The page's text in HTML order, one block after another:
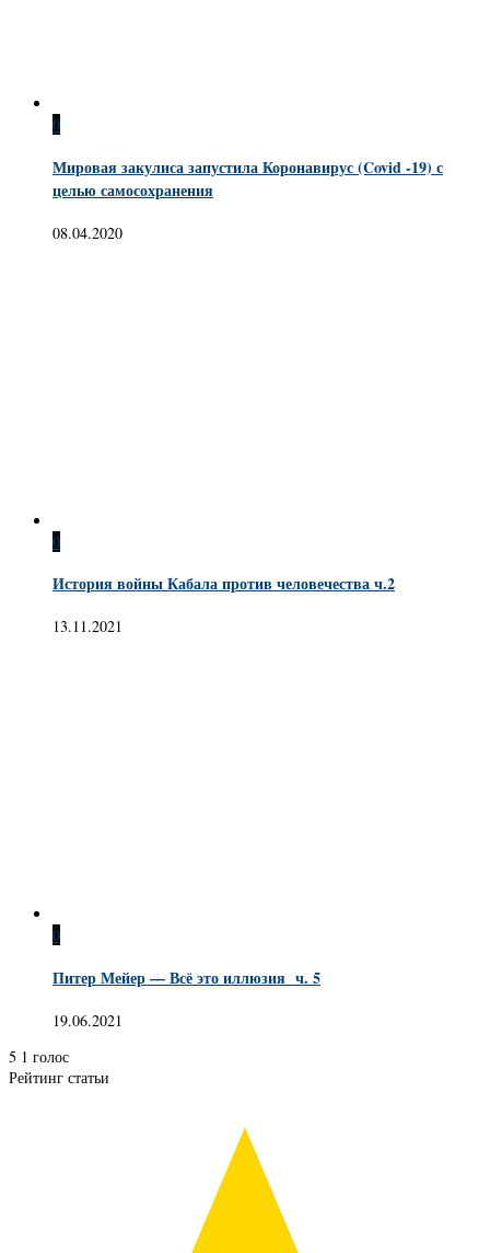
0
Мировая закулиса запустила Коронавирус (Covid -19) с
целью самосохранения
08.04.2020
0
История войны Кабала против человечества ч.2
13.11.2021
0
Питер Мейер — Всё это иллюзия ч. 5
19.06.2021
5 1 голос
Рейтинг статьи